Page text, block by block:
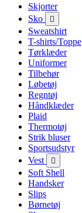
Skjorter
Sko

Sweatshirt
T-shirts/Toppe
Tørklæder
Uniformer
Tilbehør
Løbetøj
Regntøj
Håndklæder
Plaid
Thermotøj
Strik bluser
Sportsudstyr
Vest

Soft Shell
Handsker
Slips
Børnetøj